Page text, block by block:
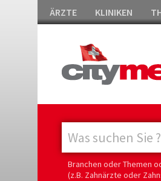
ÄRZTE KLINIKEN
Branchen oder Themen
(z.B. Zahnärzte oder